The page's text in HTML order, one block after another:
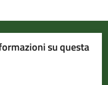
su questa